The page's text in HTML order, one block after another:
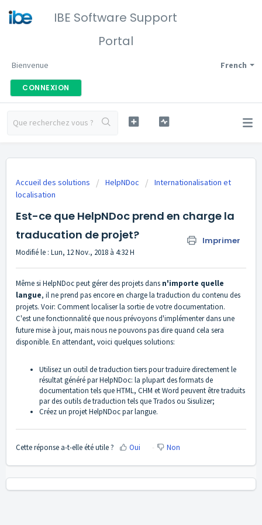
IBE Software Support
Portal
French
Bienvenue
CONNEXION
Accueil des solutions HelpNDoc
Internationalisation et
localisation
Est-ce que HelpNDoc prend en charge la
traducation de projet?
Imprimer
Modifié le : Lun, 12 Nov., 2018 à 4:32 H
Même si HelpNDoc peut gérer des projets dans n'importe quelle
langue, il ne prend pas encore en charge la traduction du contenu des
projets. Voir: Comment localiser la sortie de votre documentation.
C'est une fonctionnalité que nous prévoyons d'implémenter dans une
future mise à jour, mais nous ne pouvons pas dire quand cela sera
disponible. En attendant, voici quelques solutions:
Utilisezun outil de traduction tiers pour traduire directement le
résultat généré par HelpNDoc: la plupart des formats de
documentation tels que HTML, CHM et Word peuvent être traduits
par des outils de traduction tels que Trados ou Sisulizer;
Créez un projet HelpNDoc par langue.
Cette réponse a-t-elle été utile ? Oui Non